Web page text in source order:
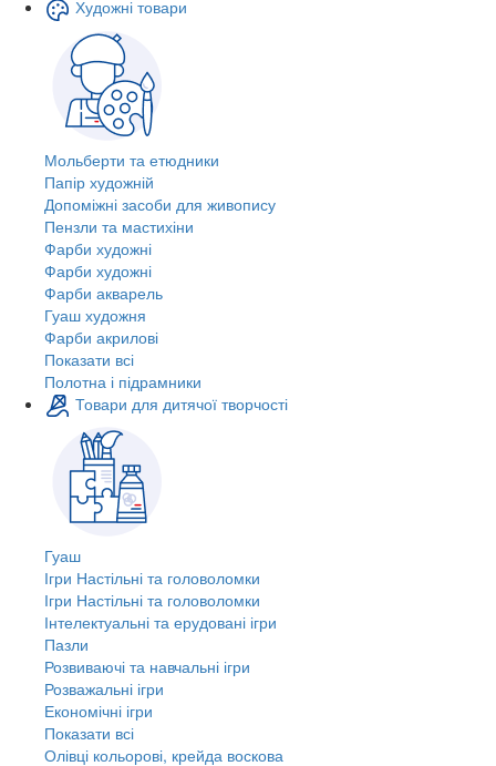
Художні товари
Мольберти та етюдники
Папір художній
Допоміжні засоби для живопису
Пензли та мастихіни
Фарби художні
Фарби художні
Фарби акварель
Гуаш художня
Фарби акрилові
Показати всі
Полотна і підрамники
Товари для дитячої творчості
Гуаш
Ігри Настільні та головоломки
Ігри Настільні та головоломки
Інтелектуальні та ерудовані ігри
Пазли
Розвиваючі та навчальні ігри
Розважальні ігри
Економічні ігри
Показати всі
Олівці кольорові, крейда воскова